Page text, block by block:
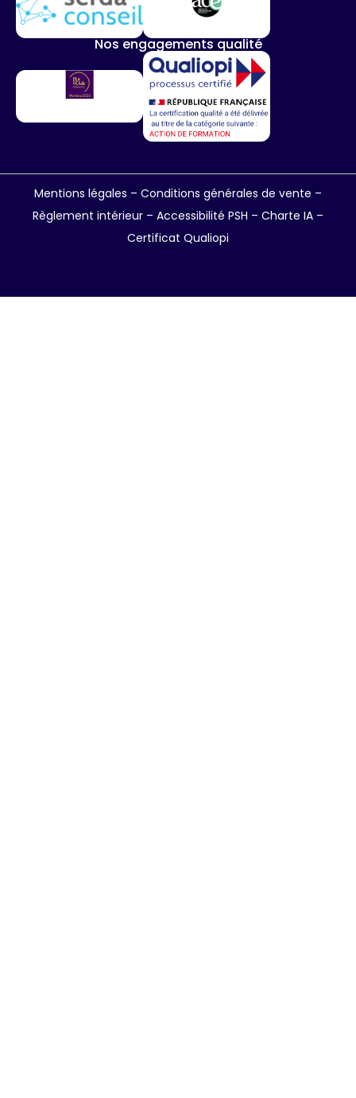
Nos engagements qualité
Mentions légales – Conditions générales de vente –
Règlement intérieur – Accessibilité PSH – Charte IA –
Certificat Qualiopi